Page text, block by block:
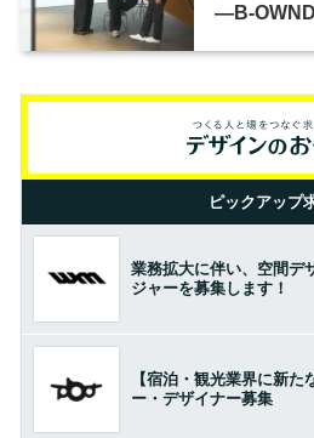
―B-
ピックアップ
業務拡大に伴い、空間デ
ジャーを募集します！
【宿泊・観光業界に新
ー・デザイナー募集